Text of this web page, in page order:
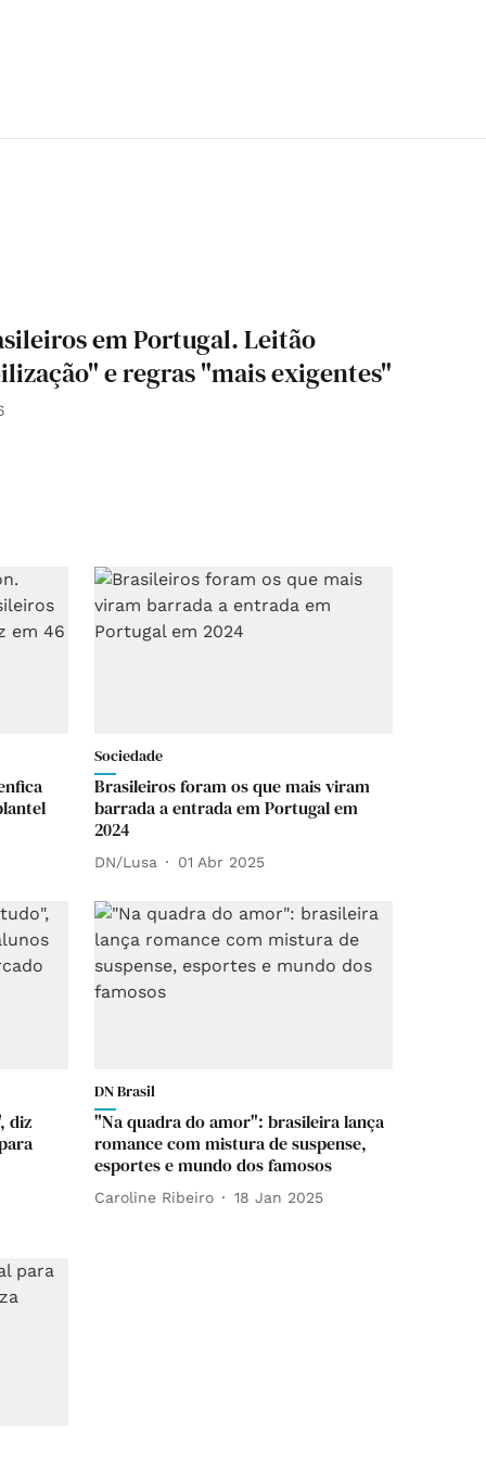
em Portugal. Leitão
e regras "mais exigentes"
Sociedade
Brasileiros foram os que mais viram
barrada a entrada em Portugal em
2024
DN/Lusa 01 Abr 2025
diz
DN Brasil
"Na quadra do amor": brasileira lança
romance com mistura de suspense,
esportes e mundo dos famosos
Caroline Ribeiro 18 Jan 2025